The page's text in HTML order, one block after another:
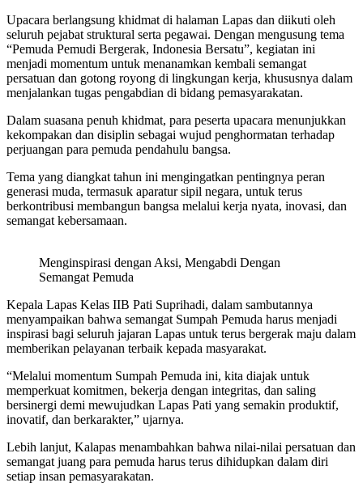
Upacara berlangsung khidmat di halaman Lapas dan diikuti oleh
seluruh pejabat struktural serta pegawai. Dengan mengusung tema
“Pemuda Pemudi Bergerak, Indonesia Bersatu”, kegiatan ini
menjadi momentum untuk menanamkan kembali semangat
persatuan dan gotong royong di lingkungan kerja, khususnya dalam
menjalankan tugas pengabdian di bidang pemasyarakatan.
Dalam suasana penuh khidmat, para peserta upacara menunjukkan
kekompakan dan disiplin sebagai wujud penghormatan terhadap
perjuangan para pemuda pendahulu bangsa.
Tema yang diangkat tahun ini mengingatkan pentingnya peran
generasi muda, termasuk aparatur sipil negara, untuk terus
berkontribusi membangun bangsa melalui kerja nyata, inovasi, dan
semangat kebersamaan.
Menginspirasi dengan Aksi, Mengabdi Dengan
Semangat Pemuda
Kepala Lapas Kelas IIB Pati Suprihadi, dalam sambutannya
menyampaikan bahwa semangat Sumpah Pemuda harus menjadi
inspirasi bagi seluruh jajaran Lapas untuk terus bergerak maju dalam
memberikan pelayanan terbaik kepada masyarakat.
“Melalui momentum Sumpah Pemuda ini, kita diajak untuk
memperkuat komitmen, bekerja dengan integritas, dan saling
bersinergi demi mewujudkan Lapas Pati yang semakin produktif,
inovatif, dan berkarakter,” ujarnya.
Lebih lanjut, Kalapas menambahkan bahwa nilai-nilai persatuan dan
semangat juang para pemuda harus terus dihidupkan dalam diri
setiap insan pemasyarakatan.